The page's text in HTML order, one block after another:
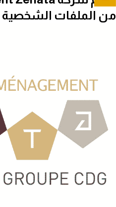
من الملفات الشخصية